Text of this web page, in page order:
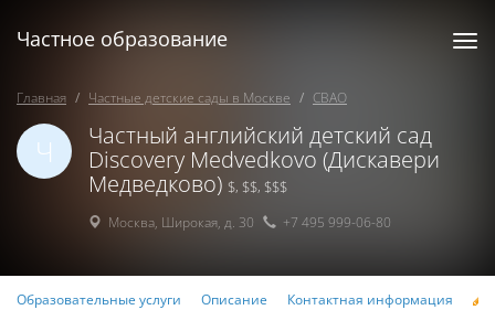
Частное образование
Главная Частные детские сады в Москве СВАО
Ч
Частный английский детский сад
Discovery Medvedkovo (Дискавери
Медведково) $, $$, $$$
Москва, Широкая, д. 30 +7 495 999-06-80
Образовательные услуги Описание Контактная информация